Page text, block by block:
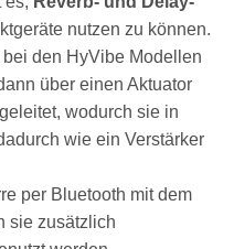
nutzen zu können.
den HyVibe Modellen
über einen Aktuator
wodurch sie in
wie ein Verstärker
per Bluetooth mit dem
sie zusätzlich